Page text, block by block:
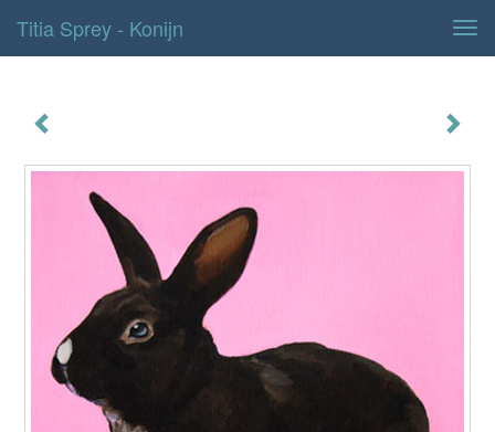
Titia Sprey - Konijn